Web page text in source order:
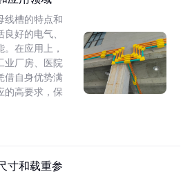
线槽的特点和
好的电气、
在应用上，
业厂房、医院
借自身优势满
的高要求，保
寸和载重参